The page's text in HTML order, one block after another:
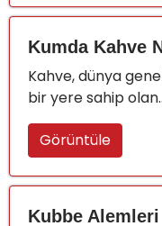
Kumda Kahve
Kahve, dünya
bir yere sahip
Görüntüle
Kubbe